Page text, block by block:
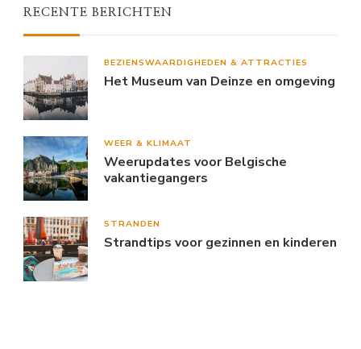
RECENTE BERICHTEN
BEZIENSWAARDIGHEDEN & ATTRACTIES
Het Museum van Deinze en omgeving
WEER & KLIMAAT
Weerupdates voor Belgische
vakantiegangers
STRANDEN
Strandtips voor gezinnen en kinderen